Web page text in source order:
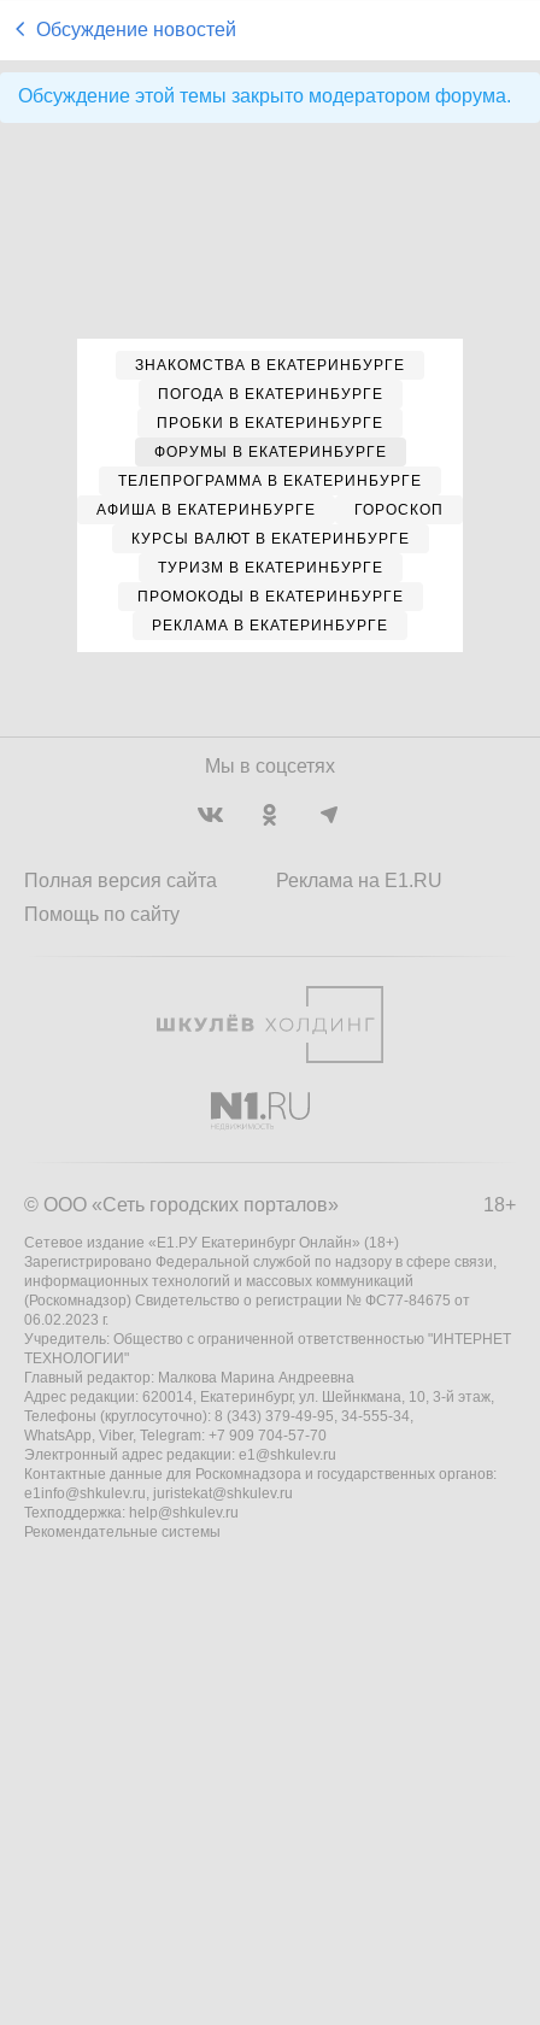
Обсуждение новостей
Обсуждение этой темы закрыто модератором форума.
ЗНАКОМСТВА В ЕКАТЕРИНБУРГЕ
ПОГОДА В ЕКАТЕРИНБУРГЕ
ПРОБКИ В ЕКАТЕРИНБУРГЕ
ФОРУМЫ В ЕКАТЕРИНБУРГЕ
ТЕЛЕПРОГРАММА В ЕКАТЕРИНБУРГЕ
АФИША В ЕКАТЕРИНБУРГЕ
ГОРОСКОП
КУРСЫ ВАЛЮТ В ЕКАТЕРИНБУРГЕ
ТУРИЗМ В ЕКАТЕРИНБУРГЕ
ПРОМОКОДЫ В ЕКАТЕРИНБУРГЕ
РЕКЛАМА В ЕКАТЕРИНБУРГЕ
Мы в соцсетях
Полная версия сайта
Помощь по сайту
Реклама на E1.RU
18+
© ООО «Сеть городских порталов»
Сетевое издание «Е1.РУ Екатеринбург Онлайн» (18+)
Зарегистрировано Федеральной службой по надзору в сфере связи,
информационных технологий и массовых коммуникаций
(Роскомнадзор) Свидетельство о регистрации № ФС77-84675 от
06.02.2023 г.
Учредитель: Общество с ограниченной ответственностью "ИНТЕРНЕТ
ТЕХНОЛОГИИ"
Главный редактор: Малкова Марина Андреевна
Адрес редакции: 620014, Екатеринбург, ул. Шейнкмана, 10, 3-й этаж,
Телефоны (круглосуточно): 8 (343) 379-49-95, 34-555-34,
WhatsApp, Viber, Telegram: +7 909 704-57-70
Электронный адрес редакции: e1@shkulev.ru
Контактные данные для Роскомнадзора и государственных органов:
e1info@shkulev.ru, juristekat@shkulev.ru
Техподдержка: help@shkulev.ru
Рекомендательные системы